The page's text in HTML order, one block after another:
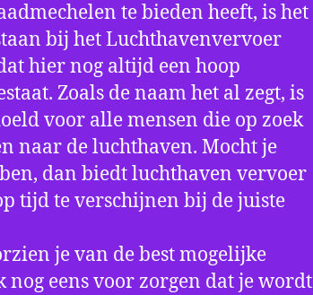
te bieden heeft, is het
bij het Luchthavenvervoer
hier nog altijd een hoop
Zoals de naam het al zegt, is
voor alle mensen die op zoek
naar de luchthaven. Mocht je
dan biedt luchthaven vervoer
tijd te verschijnen bij de juiste
je van de best mogelijke
nog eens voor zorgen dat je wordt